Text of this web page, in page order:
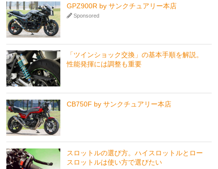
GPZ900R by サンクチュアリー本店
Sponsored
「ツインショック交換」の基本手順を解説。
性能発揮には調整も重要
CB750F by サンクチュアリー本店
スロットルの選び方。ハイスロットルとロー
スロットルは使い方で選びたい